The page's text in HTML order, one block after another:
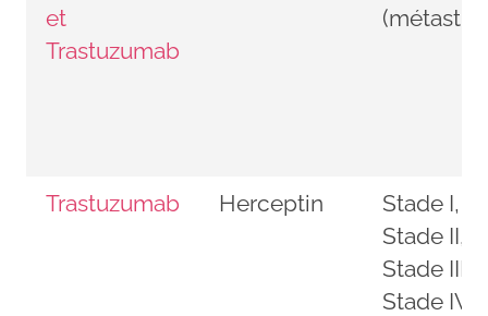
et
Trastuzumab
Trastuzumab Herceptin
Stade I,
Stade II,
Stade III,
Stade IV